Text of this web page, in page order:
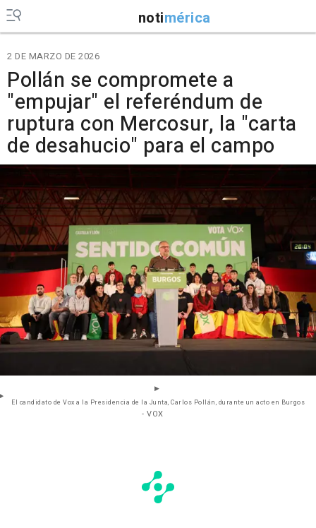
notimérica
2 DE MARZO DE 2026
Pollán se compromete a
"empujar" el referéndum de
ruptura con Mercosur, la "carta
de desahucio" para el campo
El candidato de Vox a la Presidencia de la Junta, Carlos Pollán, durante un acto en Burgos
- VOX